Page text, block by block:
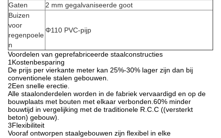
Gaten
2 mm gegalvaniseerde goot
Buizen
voor
regenpoele
n
Φ110 PVC-pijp
Voordelen van geprefabriceerde staalconstructies
1Kostenbesparing
De prijs per vierkante meter kan 25%-30% lager zijn dan bij
conventionele stalen gebouwen.
2Een snelle erectie.
Alle staalonderdelen worden in de fabriek vervaardigd en op de
bouwplaats met bouten met elkaar verbonden.60% minder
bouwtijd in vergelijking met de traditionele R.C.C ((versterkt
beton) gebouw).
3Flexibiliteit
Vooraf ontworpen staalgebouwen zijn flexibel in elke